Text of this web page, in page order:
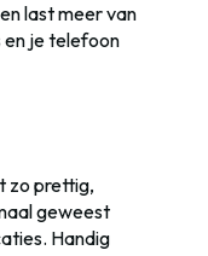
last meer van
en je telefoon
zo prettig,
geweest
Handig